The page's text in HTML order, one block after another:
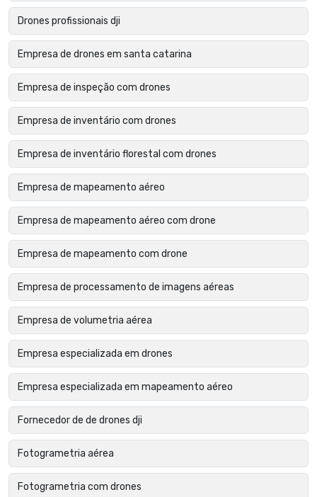
Drones profissionais dji
Empresa de drones em santa catarina
Empresa de inspeção com drones
Empresa de inventário com drones
Empresa de inventário florestal com drones
Empresa de mapeamento aéreo
Empresa de mapeamento aéreo com drone
Empresa de mapeamento com drone
Empresa de processamento de imagens aéreas
Empresa de volumetria aérea
Empresa especializada em drones
Empresa especializada em mapeamento aéreo
Fornecedor de de drones dji
Fotogrametria aérea
Fotogrametria com drones